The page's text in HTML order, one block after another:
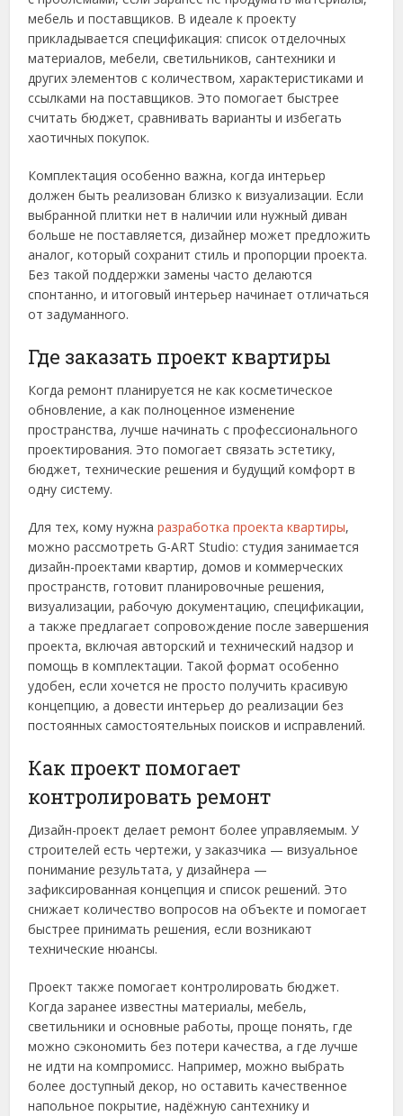
мебель и поставщиков. В идеале к проекту
прикладывается спецификация: список отделочных
материалов, мебели, светильников, сантехники и
других элементов с количеством, характеристиками и
ссылками на поставщиков. Это помогает быстрее
считать бюджет, сравнивать варианты и избегать
хаотичных покупок.
Комплектация особенно важна, когда интерьер
должен быть реализован близко к визуализации. Если
выбранной плитки нет в наличии или нужный диван
больше не поставляется, дизайнер может предложить
аналог, который сохранит стиль и пропорции проекта.
Без такой поддержки замены часто делаются
спонтанно, и итоговый интерьер начинает отличаться
от задуманного.
Где заказать проект квартиры
Когда ремонт планируется не как косметическое
обновление, а как полноценное изменение
пространства, лучше начинать с профессионального
проектирования. Это помогает связать эстетику,
бюджет, технические решения и будущий комфорт в
одну систему.
Для тех, кому нужнаразработка проекта квартиры,
можно рассмотреть G-ART Studio: студия занимается
дизайн-проектами квартир, домов и коммерческих
пространств, готовит планировочные решения,
визуализации, рабочую документацию, спецификации,
а также предлагает сопровождение после завершения
проекта, включая авторский и технический надзор и
помощь в комплектации. Такой формат особенно
удобен, если хочется не просто получить красивую
концепцию, а довести интерьер до реализации без
постоянных самостоятельных поисков и исправлений.
Как проект помогает
контролировать ремонт
Дизайн-проект делает ремонт более управляемым. У
строителей есть чертежи, у заказчика — визуальное
понимание результата, у дизайнера —
зафиксированная концепция и список решений. Это
снижает количество вопросов на объекте и помогает
быстрее принимать решения, если возникают
технические нюансы.
Проект также помогает контролировать бюджет.
Когда заранее известны материалы, мебель,
светильники и основные работы, проще понять, где
можно сэкономить без потери качества, а где лучше
не идти на компромисс. Например, можно выбрать
более доступный декор, но оставить качественное
напольное покрытие, надёжную сантехнику и